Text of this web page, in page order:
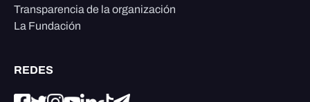
Transparencia de la organización
La Fundación
REDES